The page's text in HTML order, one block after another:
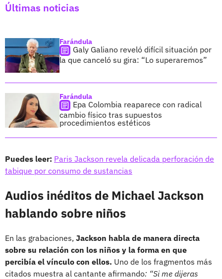
Últimas noticias
Farándula
Galy Galiano reveló difícil situación por
la que canceló su gira: “Lo superaremos”
Farándula
Epa Colombia reaparece con radical
cambio físico tras supuestos
procedimientos estéticos
Puedes leer: Paris Jackson revela delicada perforación de
tabique por consumo de sustancias
Audios inéditos de Michael Jackson
hablando sobre niños
En las grabaciones, Jackson habla de manera directa
sobre su relación con los niños y la forma en que
percibía el vínculo con ellos. Uno de los fragmentos más
citados muestra al cantante afirmando: “Si me dijeras